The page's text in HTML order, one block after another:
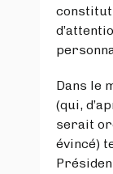
Dans le
(qui,
serait
évincé)